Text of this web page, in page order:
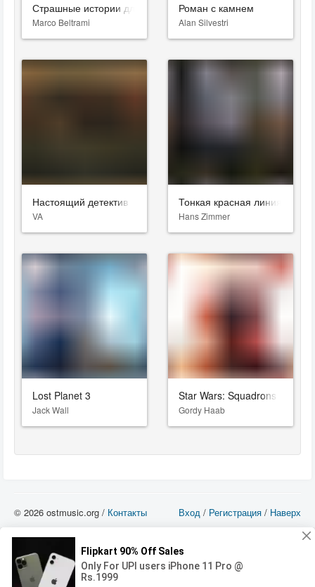
Страшные истории для рассказа в темноте
Marco Beltrami
Роман с камнем
Alan Silvestri
Настоящий детектив
VA
Тонкая красная линия
Hans Zimmer
Lost Planet 3
Jack Wall
Star Wars: Squadrons
Gordy Haab
Вход / Регистрация / Наверх
© 2026 ostmusic.org / Контакты
можете использовать такие материалы только в том в случае, если
использование производится с ознакомительными целями - для прочих целей
вы должны приобрести лицензионную запись.